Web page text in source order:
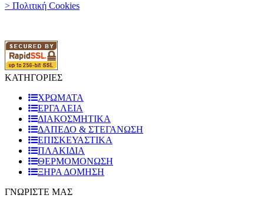
> Πολιτική Cookies
ΚΑΤΗΓΟΡΙΕΣ
ΧΡΩΜΑΤΑ
ΕΡΓΑΛΕΙΑ
ΔΙΑΚΟΣΜΗΤΙΚΑ
ΔΑΠΕΔΟ & ΣΤΕΓΑΝΩΣΗ
ΕΠΙΣΚΕΥΑΣΤΙΚΑ
ΠΛΑΚΙΔΙA
ΘΕΡΜΟΜΟΝΩΣΗ
ΞΗΡΑ ΔΟΜΗΣΗ
ΓΝΩΡΙΣΤΕ ΜΑΣ